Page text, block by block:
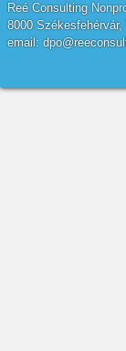
Reé Consulting
8000
email: